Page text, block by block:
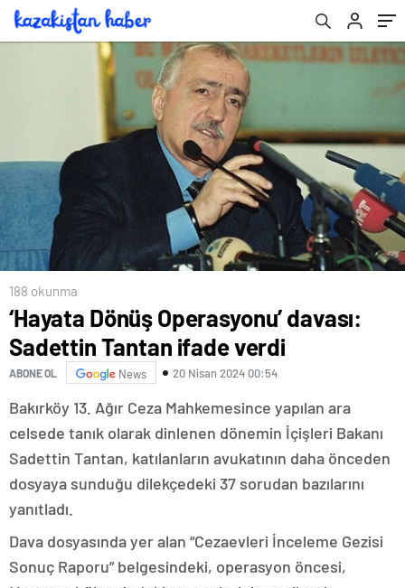
188 okunma
‘Hayata Dönüş Operasyonu’ davası:
Sadettin Tantan ifade verdi
ABONE OL News 20 Nisan 2024 00:54
Bakırköy 13. Ağır Ceza Mahkemesince yapılan ara
celsede tanık olarak dinlenen dönemin İçişleri Bakanı
Sadettin Tantan, katılanların avukatının daha önceden
dosyaya sunduğu dilekçedeki 37 sorudan bazılarını
yanıtladı.
Dava dosyasında yer alan “Cezaevleri İnceleme Gezisi
Sonuç Raporu” belgesindeki, operasyon öncesi,